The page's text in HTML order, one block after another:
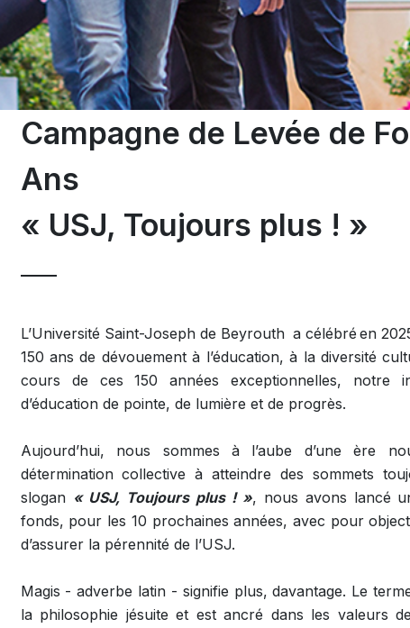
Campagne de Levée de
Ans
« USJ, Toujours plus ! »
L’Université Saint-Joseph de Beyrouth a célébré en
150 ans de dévouement à l’éducation, à la diversité
cours de ces 150 années exceptionnelles, notre
d’éducation de pointe, de lumière et de progrès.
Aujourd’hui, nous sommes à l’aube d’une ère
détermination collective à atteindre des sommets
slogan « USJ, Toujours plus ! », nous avons lancé
fonds, pour les 10 prochaines années, avec pour
d’assurer la pérennité de l’USJ.
Magis - adverbe latin - signifie plus, davantage. Le
la philosophie jésuite et est ancré dans les valeurs